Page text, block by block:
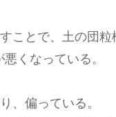
ことで、土の団粒
くなっている。
、偏っている。